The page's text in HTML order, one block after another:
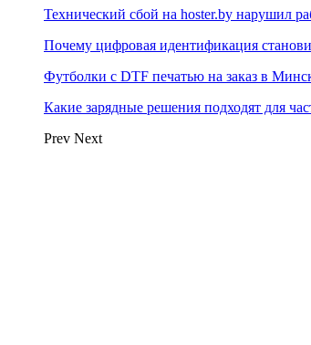
Технический сбой на hoster.by нарушил
Почему цифровая идентификация
Футболки с DTF печатью на заказ в
Какие зарядные решения подходят для
Prev Next